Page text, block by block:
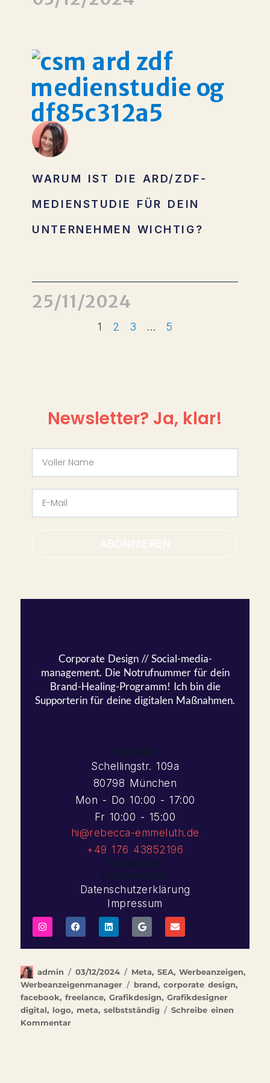
WARUM IST DIE ARD/ZDF-
MEDIENSTUDIE FÜR DEIN
UNTERNEHMEN WICHTIG?
25/11/2024
1 2 3 … 5
Newsletter? Ja, klar!
ABONNIEREN
Corporate Design // Social-media-
management. Die Notrufnummer für dein
Brand-Healing-Programm! Ich bin die
Supporterin für deine digitalen Maßnahmen.
Kontakt
Schellingstr. 109a
80798 München
Mon - Do 10:00 - 17:00
Fr 10:00 - 15:00
hi@rebecca-emmeluth.de
‭+49 176 43852196‬
Blogartikel
Datenschutz
Datenschutzerklärung
Impressum
admin 03/12/2024 Meta,SEA,Werbeanzeigen,
Werbeanzeigenmanager
brand,corporate design,
facebook,freelance,Grafikdesign,Grafikdesigner
digital, logo, meta,selbstständig
Schreibe einen
Kommentar